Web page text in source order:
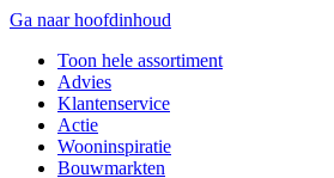
Ga naar hoofdinhoud
Toon hele assortiment
Advies
Klantenservice
Actie
Wooninspiratie
Bouwmarkten